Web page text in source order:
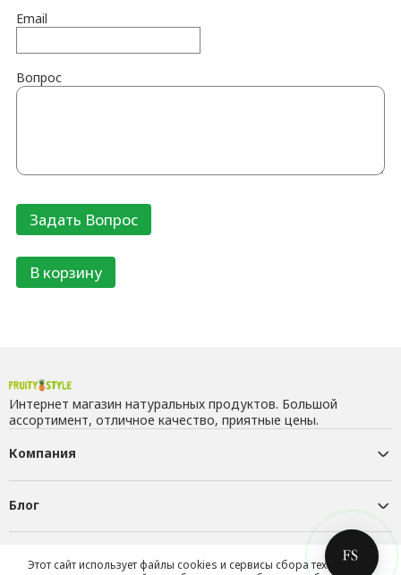
Email
Вопрос
В корзину
Интернет магазин натуральных продуктов. Большой
ассортимент, отличное качество, приятные цены.
Компания
Блог
Контакты
Этот сайт использует файлы cookies и сервисы сбора технических